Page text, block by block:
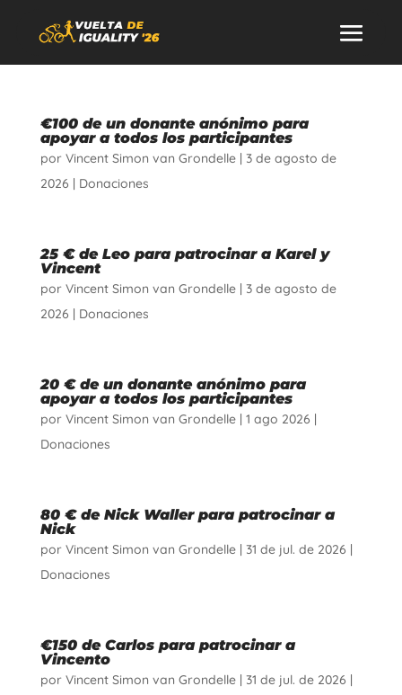
€100 de un donante anónimo para
apoyar a todos los participantes
por Vincent Simon van Grondelle| 3 de agosto de
2026 | Donaciones
25 € de Leo para patrocinar a Karel y
Vincent
por Vincent Simon van Grondelle| 3 de agosto de
2026 | Donaciones
20 € de un donante anónimo para
apoyar a todos los participantes
por Vincent Simon van Grondelle| 1 ago 2026 |
Donaciones
80 € de Nick Waller para patrocinar a
Nick
por Vincent Simon van Grondelle| 31 de jul. de 2026 |
Donaciones
€150 de Carlos para patrocinar a
Vincento
por Vincent Simon van Grondelle| 31 de jul. de 2026 |